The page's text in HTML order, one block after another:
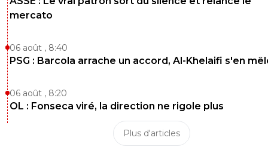
mercato
06 août , 8:40
PSG : Barcola arrache un accord, Al-Khelaifi s'en
06 août , 8:20
OL : Fonseca viré, la direction ne rigole plus
Plus d'articles